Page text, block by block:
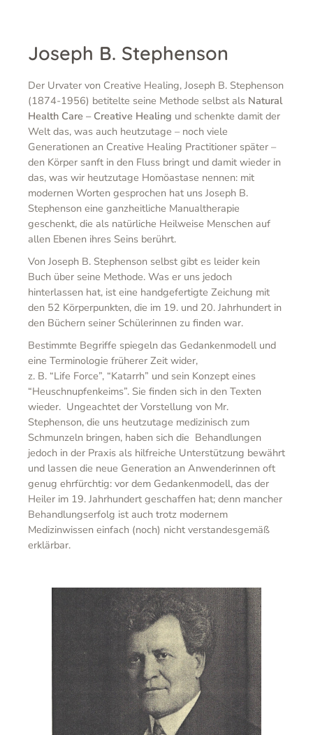
Joseph B. Stephenson
Der Urvater von Creative Healing, Joseph B. Stephenson
(1874-1956) betitelte seine Methode selbst als Natural
Health Care – Creative Healing und schenkte damit der
Welt das, was auch heutzutage – noch viele
Generationen an Creative Healing Practitioner später –
den Körper sanft in den Fluss bringt und damit wieder in
das, was wir heutzutage Homöastase nennen: mit
modernen Worten gesprochen hat uns Joseph B.
Stephenson eine ganzheitliche Manualtherapie
geschenkt, die als natürliche Heilweise Menschen auf
allen Ebenen ihres Seins berührt.
Von Joseph B. Stephenson selbst gibt es leider kein
Buch über seine Methode. Was er uns jedoch
hinterlassen hat, ist eine handgefertigte Zeichung mit
den 52 Körperpunkten, die im 19. und 20. Jahrhundert in
den Büchern seiner Schülerinnen zu finden war.
Bestimmte Begriffe spiegeln das Gedankenmodell und
eine Terminologie früherer Zeit wider,
z. B. “Life Force”, “Katarrh” und sein Konzept eines
“Heuschnupfenkeims”. Sie finden sich in den Texten
wieder. Ungeachtet der Vorstellung von Mr.
Stephenson, die uns heutzutage medizinisch zum
Schmunzeln bringen, haben sich die Behandlungen
jedoch in der Praxis als hilfreiche Unterstützung bewährt
und lassen die neue Generation an Anwenderinnen oft
genug ehrfürchtig: vor dem Gedankenmodell, das der
Heiler im 19. Jahrhundert geschaffen hat; denn mancher
Behandlungserfolg ist auch trotz modernem
Medizinwissen einfach (noch) nicht verstandesgemäß
erklärbar.